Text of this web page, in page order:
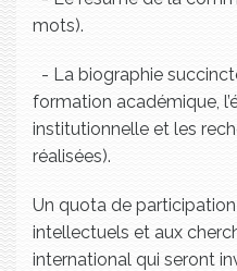
mots).
- La biographie
formation académique,
institutionnelle et les
réalisées).
Un quota de
intellectuels et aux
international qui seront